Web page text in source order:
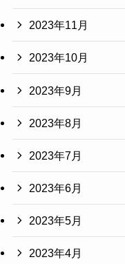
2023年11月
2023年10月
2023年9月
2023年8月
2023年7月
2023年6月
2023年5月
2023年4月